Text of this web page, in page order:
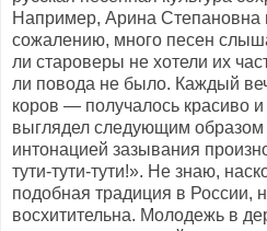
Например, Арина Степановна
сожалению, много песен
ли староверы не хотели их
ли повода не было. Каждый
коров — получалось красиво
выглядел следующим
интонацией зазывания
тути-тути-тути!». Не знаю,
подобная традиция в России,
восхитительна. Молодежь в